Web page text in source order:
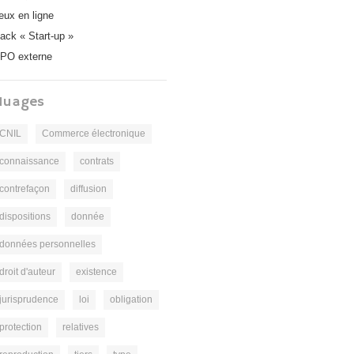
en ligne
« Start-up »
externe
CNIL Commerce électronique
connaissance contrats
contrefaçon diffusion
dispositions donnée
données personnelles
droit d'auteur existence
jurisprudence loi obligation
protection relatives